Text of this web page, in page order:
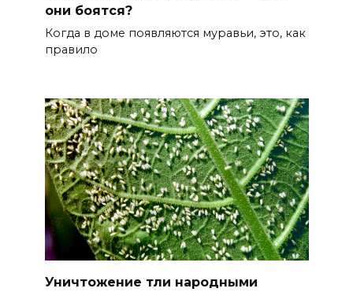
они боятся?
Когда в доме появляются муравьи, это, как
правило
Уничтожение тли народными